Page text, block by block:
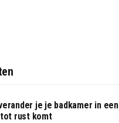
je je badkamer in
rust komt